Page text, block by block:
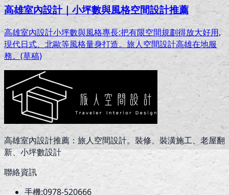
高雄室內設計｜小坪數與風格空間設計推薦
高雄室內設計小坪數與風格專長:把有限空間規劃得放大好用,
現代日式、北歐等風格量身打造。旅人空間設計高雄在地服
務。(草稿)
高雄室內設計推薦：旅人空間設計。裝修、裝潢施工、老屋翻
新、小坪數設計
聯絡資訊
手機:0978-520666